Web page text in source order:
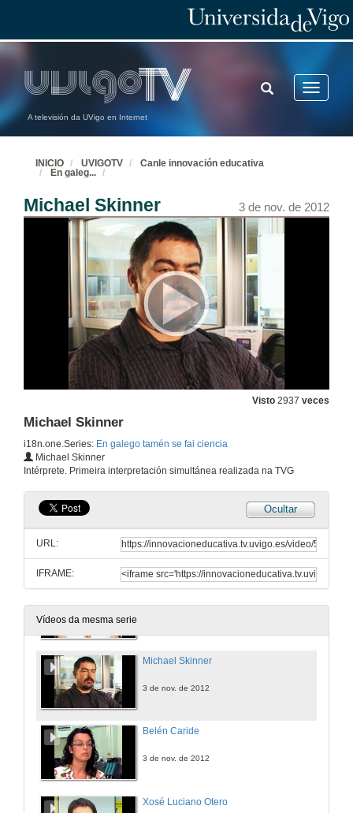
A televisión da UVigo en Internet
Toggle
TOGGLE
SEARCH
INICIO UVIGOTV
Canle innovación educativa
En galeg...
Michael Skinner 3 de nov. de 2012
Visto 2937 veces
Michael Skinner
i18n.one.Series: En galego tamén se fai ciencia
Michael Skinner
Intérprete. Primeira interpretación simultánea realizada na TVG
Ocultar
URL:
IFRAME:
Vídeos da mesma serie
En galego tamén se fai ciencia
3 de nov. de 2012
3 de nov. de 2012
Patricia Buján
Michael Skinner
3 de nov. de 2012
Belén Caride
3 de nov. de 2012
Xosé Luciano Otero